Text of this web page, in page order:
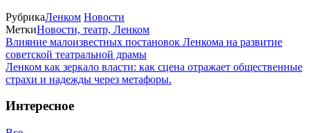
РубрикаЛенком Новости
МеткиНовости, театр, Ленком
Влияние малоизвестных постановок Ленкома на развитие
советской театральной драмы
Ленком как зеркало власти: как сцена отражает общественные
страхи и надежды через метафоры.
Интересное